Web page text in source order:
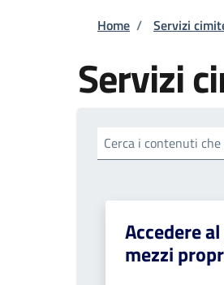
Briciole
Home / Servizi
Servizi
Cerca i contenuti
Accedere
mezzi